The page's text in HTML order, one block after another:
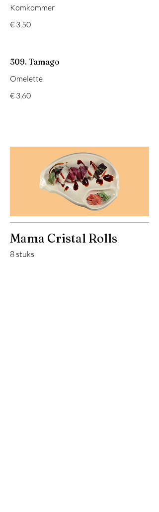
Komkommer
€ 3,50
309. Tamago
Omelette
€ 3,60
Mama Cristal Rolls
8 stuks